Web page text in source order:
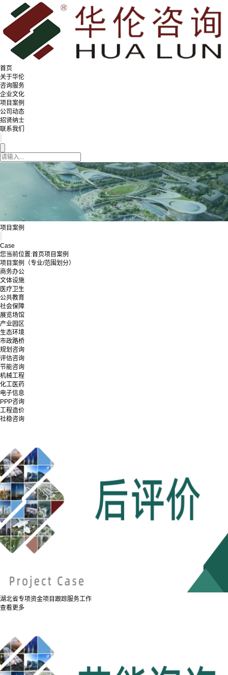
首页
关于华伦
咨询服务
企业文化
项目案例
公司动态
招贤纳士
联系我们
项目案例
Case
您当前位置:首页项目案例
项目案例（专业/范围划分）
商务办公
文体设施
医疗卫生
公共教育
社会保障
展览场馆
产业园区
生态环境
市政路桥
规划咨询
评估咨询
节能咨询
机械工程
化工医药
电子信息
PPP咨询
工程造价
社稳咨询
湖北省专项资金项目跟踪服务工作
查看更多